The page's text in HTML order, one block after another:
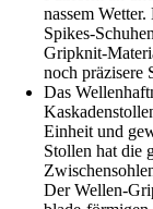
nassem
Spikes-
Gripknit-
noch präzisere
Das
Einheit und
Stollen hat die
Der Wellen-